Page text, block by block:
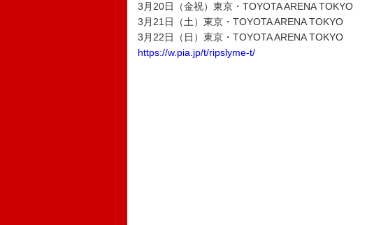
3月20日（金祝）東京・TOYOTA ARENA TOKYO
3月21日（土）東京・TOYOTA ARENA TOKYO
3月22日（日）東京・TOYOTA ARENA TOKYO
https://w.pia.jp/t/ripslyme-t/